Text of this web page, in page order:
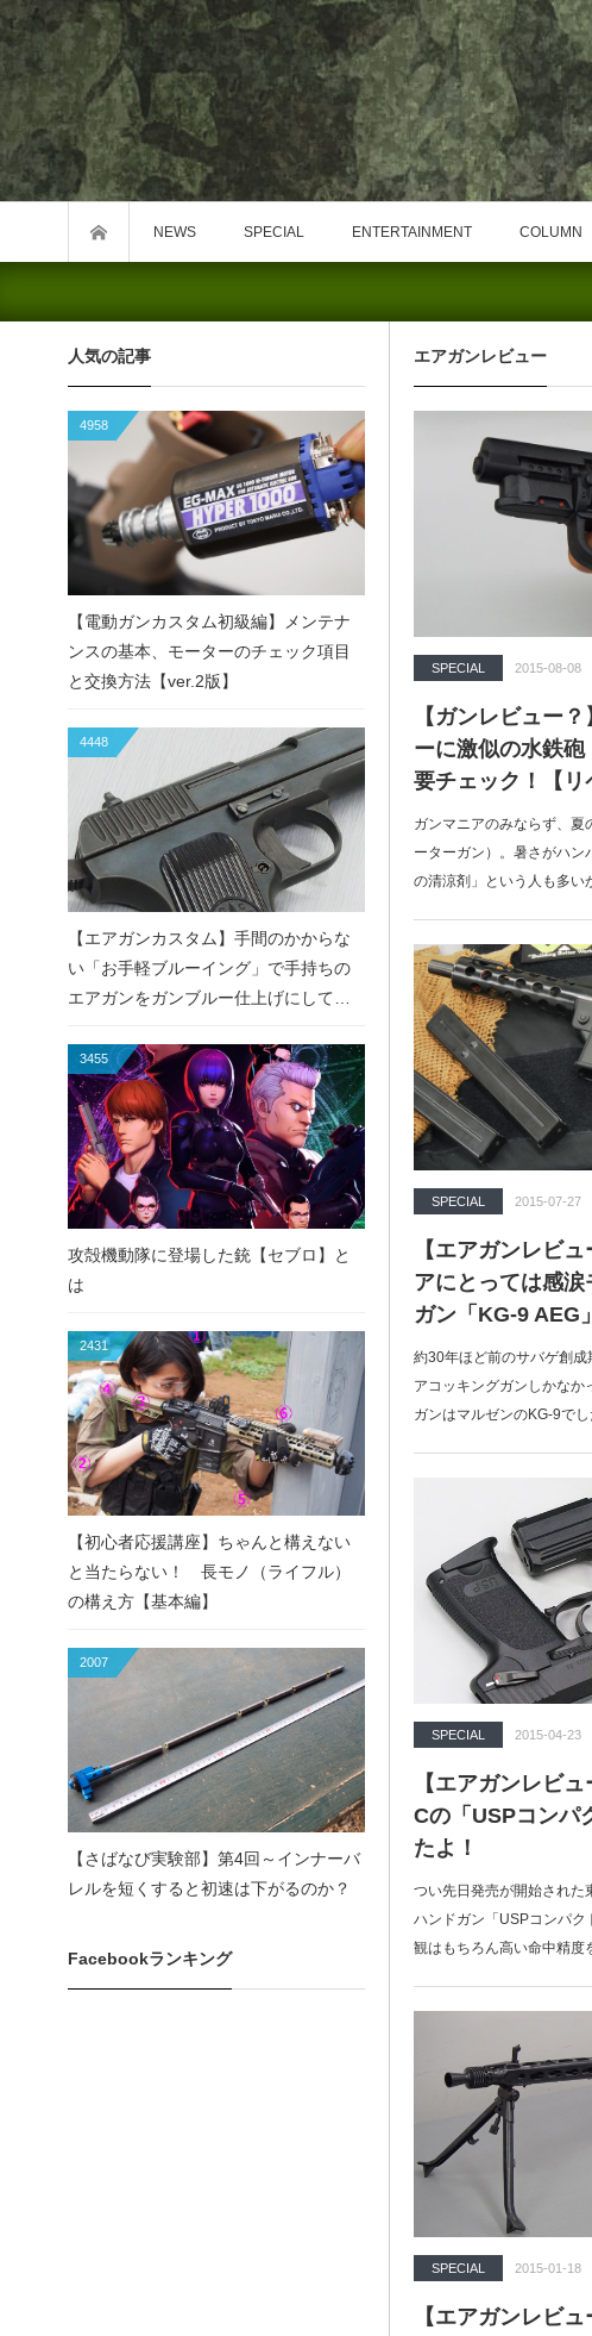
NEWS SPECIAL ENTERTAINMENT COLUMN
エアガンレビュー
SPECIAL 2015-08-08
【ガンレビュー
ーに激似の水鉄
要チェック！【リ
ガンマニアのみならず、夏
ーターガン）。暑さがハン
の清涼剤」という人も多
SPECIAL 2015-07-27
【エアガンレビ
アにとっては感
ガン「KG-9 AEG
約30年ほど前のサバゲ創
アコッキングガンしかなか
ガンはマルゼンのKG-9で
SPECIAL 2015-04-23
【エアガンレビ
Cの「USPコンパ
たよ！
つい先日発売が開始された
ハンドガン「USPコンパ
観はもちろん高い命中精
SPECIAL 2015-01-18
【エアガンレビ
人気の記事
4958
【電動ガンカスタム初級編】メンテナ
ンスの基本、モーターのチェック項目
と交換方法【ver.2版】
4448
【エアガンカスタム】手間のかからな
い「お手軽ブルーイング」で手持ちの
エアガンをガンブルー仕上げにしてみ
3455
攻殻機動隊に登場した銃【セブロ】と
は
2431
【初心者応援講座】ちゃんと構えない
と当たらない！ 長モノ（ライフル）
の構え方【基本編】
2007
【さばなび実験部】第4回～インナーバ
レルを短くすると初速は下がるのか？
Facebookランキング